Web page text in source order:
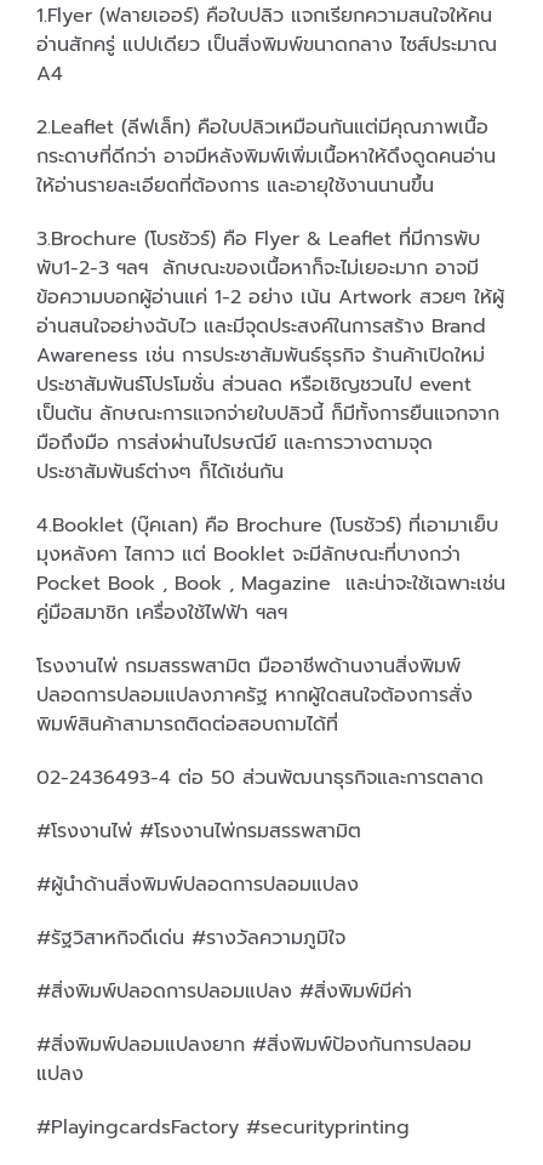
1.Flyer (ฟลายเออร์) คือใบปลิว แจกเรียกความสนใจให้คน
อ่านสักครู่ แปปเดียว เป็นสิ่งพิมพ์ขนาดกลาง ไซส์ประมาณ
A4
2.Leaflet (ลีฟเล็ท) คือใบปลิวเหมือนกันแต่มีคุณภาพเนื้อ
กระดาษที่ดีกว่า อาจมีหลังพิมพ์เพิ่มเนื้อหาให้ดึงดูดคนอ่าน
ให้อ่านรายละเอียดที่ต้องการ และอายุใช้งานนานขึ้น
3.Brochure (โบรชัวร์) คือ Flyer & Leaflet ที่มีการพับ
พับ1-2-3 ฯลฯ ลักษณะของเนื้อหาก็จะไม่เยอะมาก อาจมี
ข้อความบอกผู้อ่านแค่ 1-2 อย่าง เน้น Artwork สวยๆ ให้ผู้
อ่านสนใจอย่างฉับไว และมีจุดประสงค์ในการสร้าง Brand
Awareness เช่น การประชาสัมพันธ์ธุรกิจ ร้านค้าเปิดใหม่
ประชาสัมพันธ์โปรโมชั่น ส่วนลด หรือเชิญชวนไป event
เป็นต้น ลักษณะการแจกจ่ายใบปลิวนี้ ก็มีทั้งการยืนแจกจาก
มือถึงมือ การส่งผ่านไปรษณีย์ และการวางตามจุด
ประชาสัมพันธ์ต่างๆ ก็ได้เช่นกัน
4.Booklet (บุ๊คเลท) คือ Brochure (โบรชัวร์) ที่เอามาเย็บ
มุงหลังคา ไสกาว แต่ Booklet จะมีลักษณะที่บางกว่า
Pocket Book , Book , Magazine และน่าจะใช้เฉพาะเช่น
คู่มือสมาชิก เครื่องใช้ไฟฟ้า ฯลฯ
โรงงานไพ่ กรมสรรพสามิต มืออาชีพด้านงานสิ่งพิมพ์
ปลอดการปลอมแปลงภาครัฐ หากผู้ใดสนใจต้องการสั่ง
พิมพ์สินค้าสามารถติดต่อสอบถามได้ที่
02-2436493-4 ต่อ 50 ส่วนพัฒนาธุรกิจและการตลาด
#โรงงานไพ่ #โรงงานไพ่กรมสรรพสามิต
#ผู้นำด้านสิ่งพิมพ์ปลอดการปลอมแปลง
#รัฐวิสาหกิจดีเด่น #รางวัลความภูมิใจ
#สิ่งพิมพ์ปลอดการปลอมแปลง #สิ่งพิมพ์มีค่า
#สิ่งพิมพ์ปลอมแปลงยาก #สิ่งพิมพ์ป้องกันการปลอม
แปลง
#PlayingcardsFactory #securityprinting